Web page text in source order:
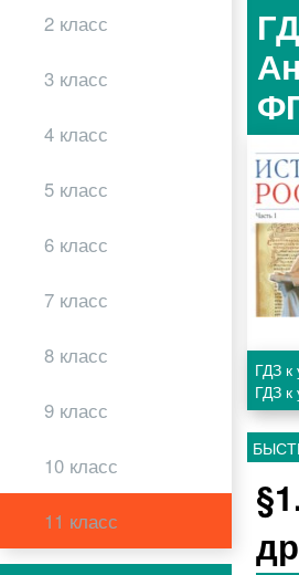
2 класс
3 класс
4 класс
5 класс
6 класс
7 класс
8 класс
9 класс
10 класс
11 класс
ГДЗ к
ГДЗ к